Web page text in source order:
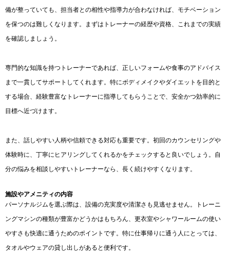
備が整っていても、担当者との相性や指導力が合わなければ、モチベーション
を保つのは難しくなります。まずはトレーナーの経歴や資格、これまでの実績
を確認しましょう。
専門的な知識を持つトレーナーであれば、正しいフォームや食事のアドバイス
まで一貫してサポートしてくれます。特にボディメイクやダイエットを目的と
する場合、経験豊富なトレーナーに指導してもらうことで、安全かつ効率的に
目標へ近づけます。
また、話しやすい人柄や信頼できる対応も重要です。初回のカウンセリングや
体験時に、丁寧にヒアリングしてくれるかをチェックすると良いでしょう。自
分の悩みを相談しやすいトレーナーなら、長く続けやすくなります。
施設やアメニティの内容
パーソナルジムを選ぶ際は、設備の充実度や清潔さも見逃せません。トレーニ
ングマシンの種類が豊富かどうかはもちろん、更衣室やシャワールームの使い
やすさも快適に通うためのポイントです。特に仕事帰りに通う人にとっては、
タオルやウェアの貸し出しがあると便利です。